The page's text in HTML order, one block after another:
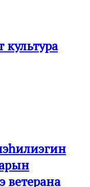
ветерана